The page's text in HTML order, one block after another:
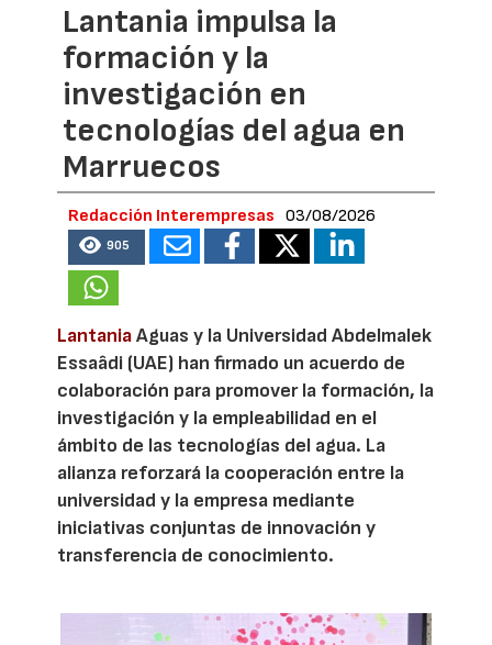
Lantania impulsa la
formación y la
investigación en
tecnologías del agua en
Marruecos
Redacción Interempresas 03/08/2026
905
LantaniaAguas y la Universidad Abdelmalek
Essaâdi (UAE) han firmado un acuerdo de
colaboración para promover la formación, la
investigación y la empleabilidad en el
ámbito de las tecnologías del agua. La
alianza reforzará la cooperación entre la
universidad y la empresa mediante
iniciativas conjuntas de innovación y
transferencia de conocimiento.